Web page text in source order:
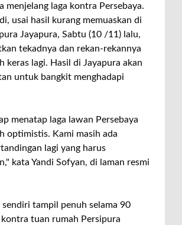
menjelang laga kontra Persebaya.
usai hasil kurang memuaskan di
Jayapura, Sabtu (10 /11) lalu,
tekadnya dan rekan-rekannya
keras lagi. Hasil di Jayapura akan
untuk bangkit menghadapi
menatap laga lawan Persebaya
optimistis. Kami masih ada
lagi yang harus
kata Yandi Sofyan, di laman resmi
sendiri tampil penuh selama 90
tuan rumah Persipura